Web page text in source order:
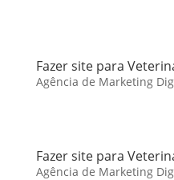
Fazer site para
Agência de Marketing
Fazer site para
Agência de Marketing